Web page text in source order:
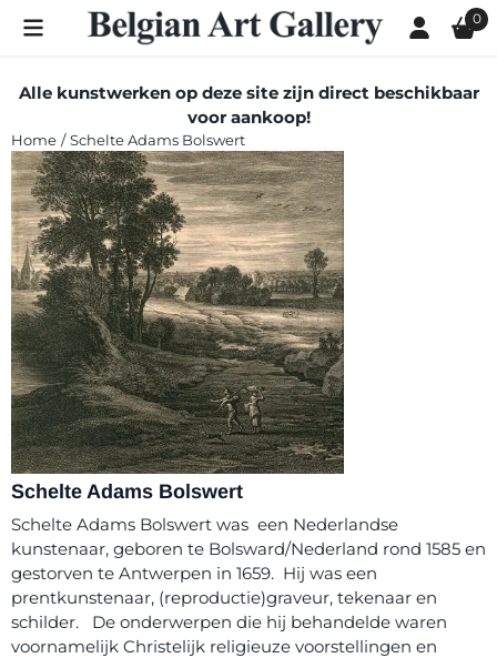
Cookievoorkeuren zijn momenteel gesloten. 0
Alle kunstwerken op deze site zijn direct beschikbaar
voor aankoop!
Home / Schelte Adams Bolswert
Schelte Adams Bolswert
Schelte Adams Bolswert was een Nederlandse
kunstenaar, geboren te Bolsward/Nederland rond 1585 en
gestorven te Antwerpen in 1659. Hij was een
prentkunstenaar, (reproductie)graveur, tekenaar en
schilder. De onderwerpen die hij behandelde waren
voornamelijk Christelijk religieuze voorstellingen en